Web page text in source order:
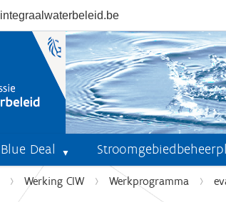
integraalwaterbeleid.be
Blue Deal
Werking CIW Werkprogramma